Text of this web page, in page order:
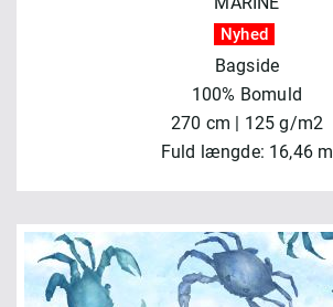
Nyhed
Bagside
100% Bomuld
270 cm | 125 g/m2
Fuld længde: 16,46 m